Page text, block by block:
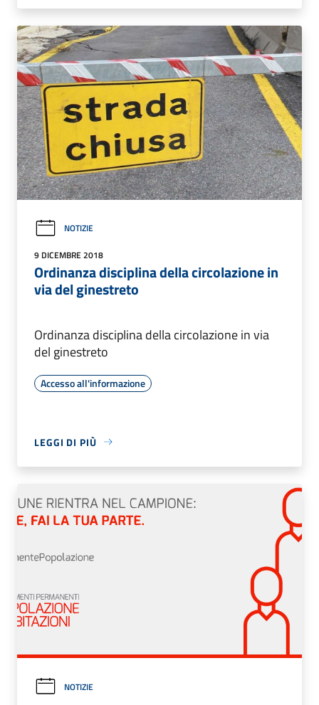
NOTIZIE
9 DICEMBRE 2018
Ordinanza disciplina della circolazione in
via del ginestreto
Ordinanza disciplina della circolazione in via
del ginestreto
Accesso all'informazione
LEGGI DI PIÙ
NOTIZIE